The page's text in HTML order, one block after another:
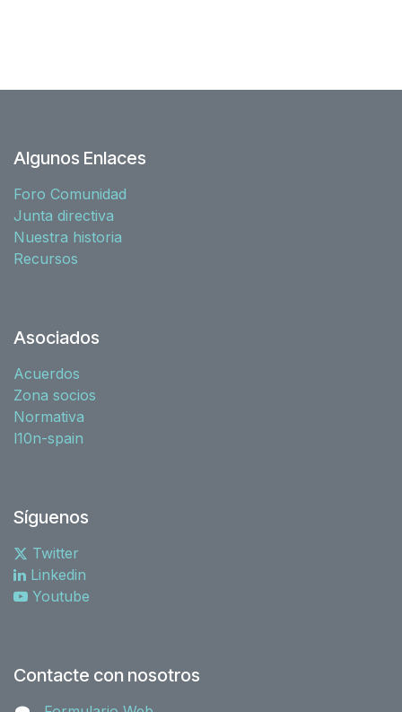
Algunos Enlaces
Foro Comunidad
Junta directiva
Nuestra historia
Recursos
Asociados
Acuerdos
Zona socios
Normativa
l10n-spain
Síguenos
Twitter
Linkedin
Youtube
Contacte con nosotros